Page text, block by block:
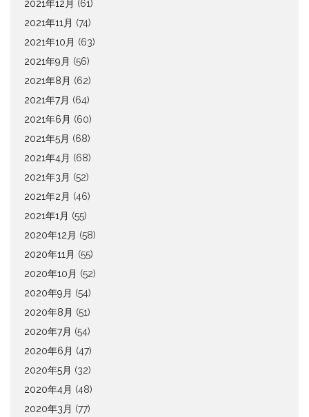
2021年12月 (61)
2021年11月 (74)
2021年10月 (63)
2021年9月 (56)
2021年8月 (62)
2021年7月 (64)
2021年6月 (60)
2021年5月 (68)
2021年4月 (68)
2021年3月 (52)
2021年2月 (46)
2021年1月 (55)
2020年12月 (58)
2020年11月 (55)
2020年10月 (52)
2020年9月 (54)
2020年8月 (51)
2020年7月 (54)
2020年6月 (47)
2020年5月 (32)
2020年4月 (48)
2020年3月 (77)